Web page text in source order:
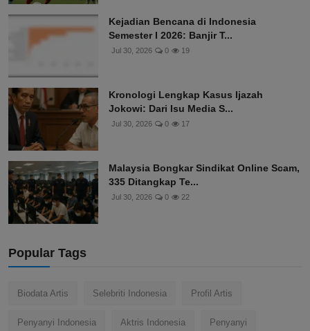
Kejadian Bencana di Indonesia
Semester I 2026: Banjir T...
Jul 30, 2026 0 19
Kronologi Lengkap Kasus Ijazah
Jokowi: Dari Isu Media S...
Jul 30, 2026 0 17
Malaysia Bongkar Sindikat Online Scam,
335 Ditangkap Te...
Jul 30, 2026 0 22
Popular Tags
Biodata Artis Selebriti Indonesia Profil Artis
Penyanyi Indonesia Aktris Indonesia Penyanyi